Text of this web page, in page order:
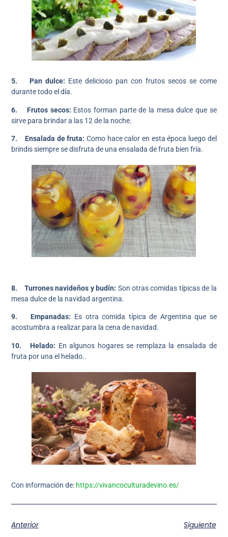
5. Pan dulce: Este delicioso pan con frutos secos se come
durante todo el día.
6. Frutos secos: Estos forman parte de la mesa dulce que se
sirve para brindar a las 12 de la noche.
7. Ensalada de fruta: Como hace calor en esta época luego del
brindis siempre se disfruta de una ensalada de fruta bien fría.
8. Turrones navideños y budín: Son otras comidas típicas de la
mesa dulce de la navidad argentina.
9. Empanadas: Es otra comida típica de Argentina que se
acostumbra a realizar para la cena de navidad.
10. Helado: En algunos hogares se remplaza la ensalada de
fruta por una el helado..
Con información de: https://vivancoculturadevino.es/
Anterior Siguiente